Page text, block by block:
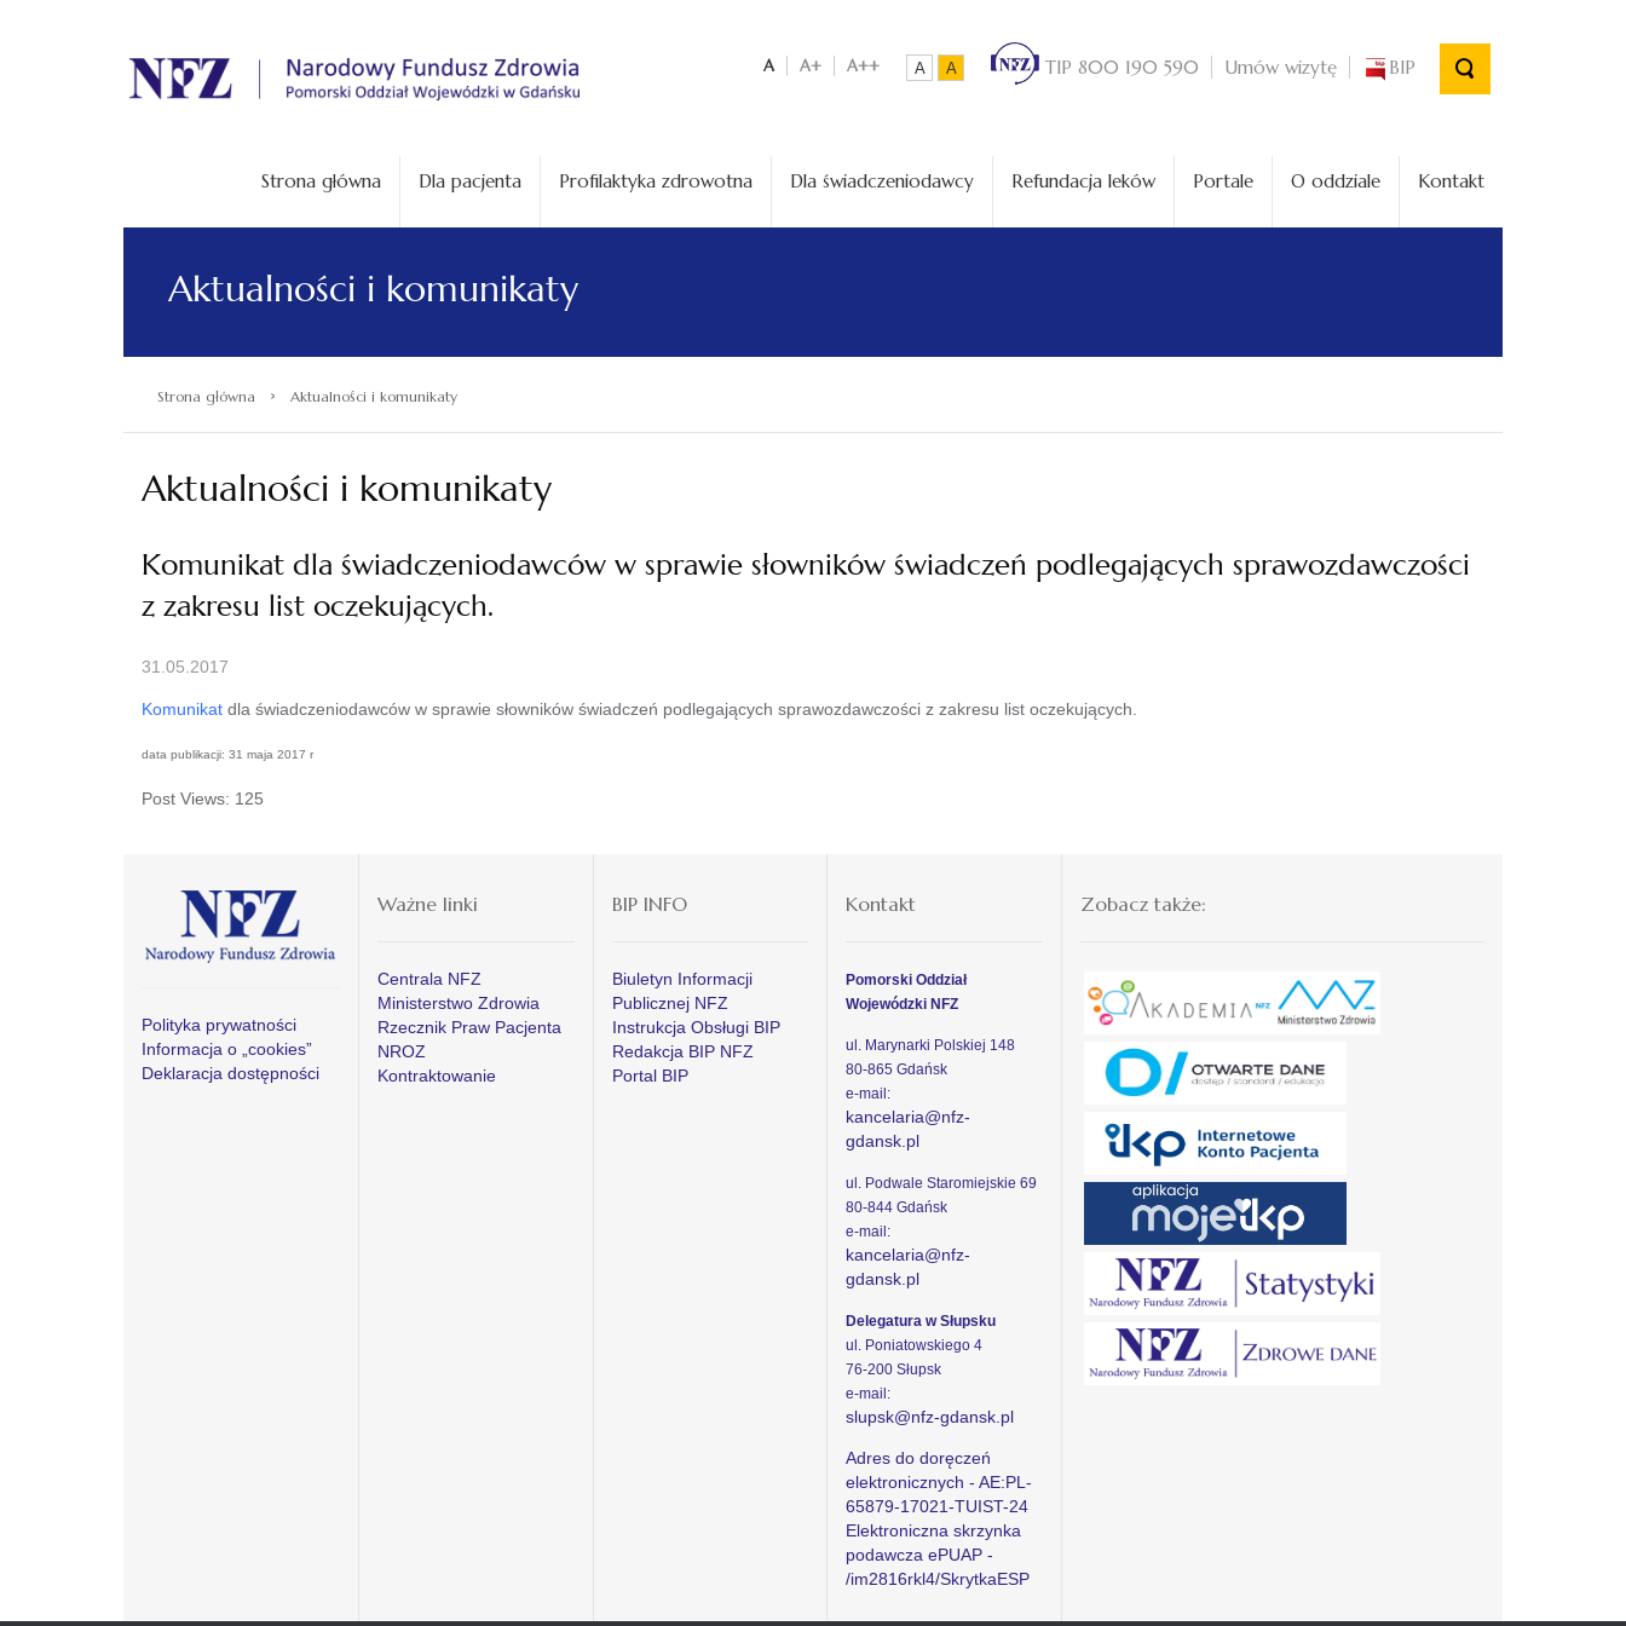
. A A+ A++ A A TIP 800 190 590 Umów wizytę BIP
Strona główna Dla pacjenta Profilaktyka zdrowotna Dla świadczeniodawcy Refundacja leków Portale O oddziale Kontakt
Aktualności i komunikaty
Strona główna › Aktualności i komunikaty
Aktualności i komunikaty
Komunikat dla świadczeniodawców w sprawie słowników świadczeń podlegających sprawozdawczości
z zakresu list oczekujących.
31.05.2017
Komunikat dla świadczeniodawców w sprawie słowników świadczeń podlegających sprawozdawczości z zakresu list oczekujących.
data publikacji: 31 maja 2017 r
Post Views: 125
Polityka prywatności
Informacja o „cookies”
Deklaracja dostępności
Ważne linki
Centrala NFZ
Ministerstwo Zdrowia
Rzecznik Praw Pacjenta
NROZ
Kontraktowanie
BIP INFO
Biuletyn Informacji
Publicznej NFZ
Instrukcja Obsługi BIP
Redakcja BIP NFZ
Portal BIP
Kontakt
Pomorski Oddział
Wojewódzki NFZ
ul. Marynarki Polskiej 148
80-865 Gdańsk
e-mail:
kancelaria@nfz-
gdansk.pl
ul. Podwale Staromiejskie 69
80-844 Gdańsk
e-mail:
kancelaria@nfz-
gdansk.pl
Delegatura w Słupsku
ul. Poniatowskiego 4
76-200 Słupsk
e-mail:
slupsk@nfz-gdansk.pl
Adres do doręczeń
elektronicznych - AE:PL-
65879-17021-TUIST-24
Elektroniczna skrzynka
podawcza ePUAP -
/im2816rkl4/SkrytkaESP
Zobacz także: